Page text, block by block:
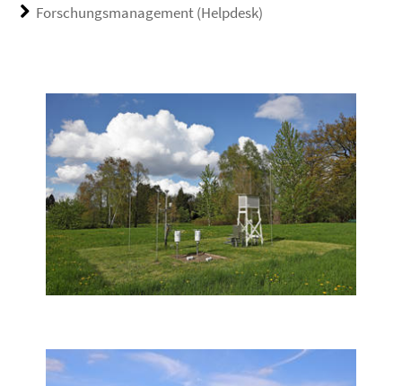
Forschungsmanagement (Helpdesk)